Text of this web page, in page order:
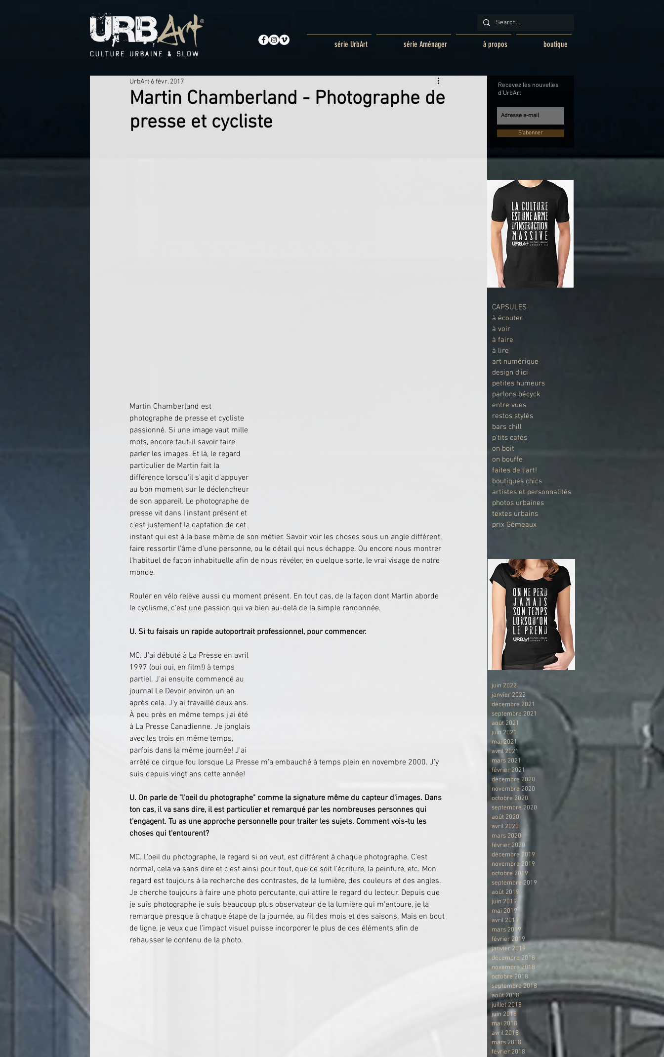
série UrbArt série Aménager à propos boutique
Martin Chamberland - Photographe de
presse et cycliste
UrbArt 6 févr. 2017
​​Martin Chamberland est
photographe de presse et cycliste
passionné. Si une image vaut mille
mots, encore faut-il savoir faire
parler les images. Et là, le regard
particulier de Martin fait la
différence lorsqu'il s'agit d'appuyer
au bon moment sur le déclencheur
de son appareil. Le photographe de
presse vit dans l'instant présent et
c'est justement la captation de cet
instant qui est à la base même de son métier. Savoir voir les choses sous un angle différent,
faire ressortir l'âme d'une personne, ou le détail qui nous échappe. Ou encore nous montrer
l'habituel de façon inhabituelle afin de nous révéler, en quelque sorte, le vrai visage de notre
monde.
Rouler en vélo relève aussi du moment présent. En tout cas, de la façon dont Martin aborde
le cyclisme, c'est une passion qui va bien au-delà de la simple randonnée.
U. Si tu faisais un rapide autoportrait professionnel, pour commencer.
MC. J'ai débuté à La Presse en avril
1997 (oui oui, en film!) à temps
partiel. J'ai ensuite commencé au
journal Le Devoir environ un an
après cela. J'y ai travaillé deux ans.
À peu près en même temps j'ai été
à La Presse Canadienne. Je jonglais
avec les trois en même temps,
parfois dans la même journée! J'ai
arrêté ce cirque fou lorsque La Presse m'a embauché à temps plein en novembre 2000. J’y
suis depuis vingt ans cette année!
U. On parle de "l'oeil du photographe" comme la signature même du capteur d'images. Dans
ton cas, il va sans dire, il est particulier et remarqué par les nombreuses personnes qui
t'engagent. Tu as une approche personnelle pour traiter les sujets. Comment vois-tu les
choses qui t'entourent?
MC. L'oeil du photographe, le regard si on veut, est différent à chaque photographe. C'est
normal, cela va sans dire et c'est ainsi pour tout, que ce soit l'écriture, la peinture, etc. Mon
regard est toujours à la recherche des contrastes, de la lumière, des couleurs et des angles.
Je cherche toujours à faire une photo percutante, qui attire le regard du lecteur. Depuis que
je suis photographe je suis beaucoup plus observateur de la lumière qui m'entoure, je la
remarque presque à chaque étape de la journée, au fil des mois et des saisons. Mais en bout
de ligne, je veux que l'impact visuel puisse incorporer le plus de ces éléments afin de
rehausser le contenu de la photo.
Recevez les nouvelles
d'UrbArt
S'abonner
CAPSULES
à écouter
à voir
à faire
à lire
art numérique
design d'ici
petites humeurs
parlons bécyck
entre vues
restos stylés
bars chill
p'tits cafés
on boit
on bouffe
faites de l'art!
boutiques chics
artistes et personnalités
photos urbaines
textes urbains
prix Gémeaux
juin 2022
janvier 2022
décembre 2021
septembre 2021
août 2021
juin 2021
mai 2021
avril 2021
mars 2021
février 2021
décembre 2020
novembre 2020
octobre 2020
septembre 2020
août 2020
avril 2020
mars 2020
février 2020
décembre 2019
novembre 2019
octobre 2019
septembre 2019
août 2019
juin 2019
mai 2019
avril 2019
mars 2019
février 2019
janvier 2019
décembre 2018
novembre 2018
octobre 2018
septembre 2018
août 2018
juillet 2018
juin 2018
mai 2018
avril 2018
mars 2018
février 2018